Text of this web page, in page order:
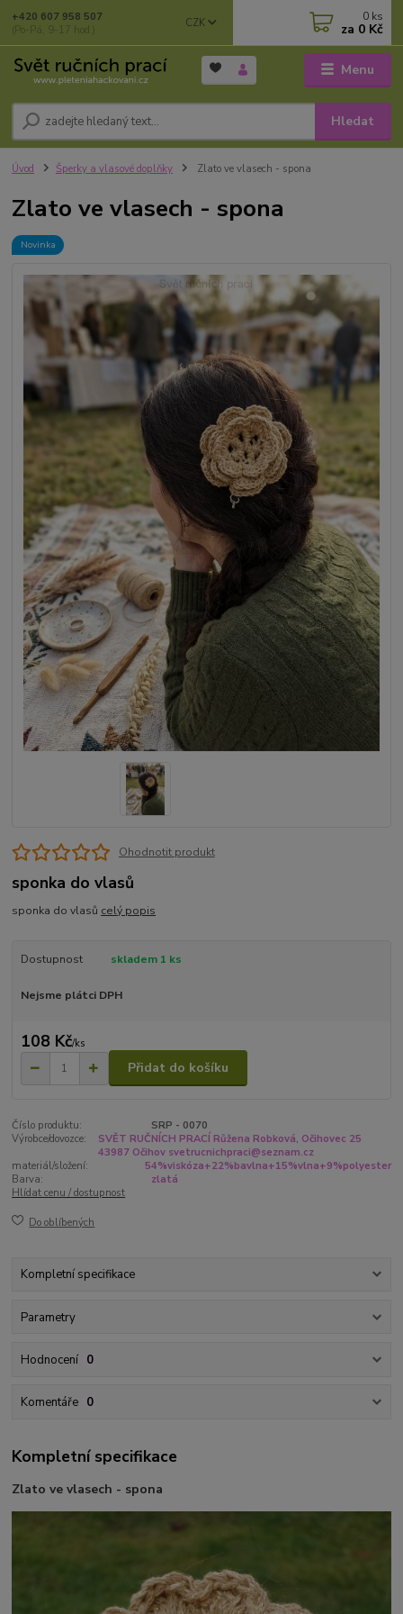
Menu
CZK
Hledat
+420 607 958 507
(Po-Pá, 9-17 hod.)
0 ks
za 0 Kč
Úvod Šperky a vlasové doplňky Zlato ve vlasech - spona
Zlato ve vlasech - spona
Novinka
Ohodnotit produkt
sponka do vlasů
sponka do vlasů celý popis
Dostupnost skladem 1 ks
Nejsme plátci DPH
108 Kč/ks
Přidat do košíku
Číslo produktu:
SRP - 0070
Výrobce/dovozce:
SVĚT RUČNÍCH PRACÍ Růžena Robková, Očihovec 25
43987 Očihov svetrucnichpraci@seznam.cz
materiál/složení:
54%viskóza+22%bavlna+15%vlna+9%polyester
Barva:
zlatá
Hlídat cenu / dostupnost
Do oblíbených
Kompletní specifikace
Parametry
Hodnocení 0
Komentáře 0
Kompletní specifikace
Zlato ve vlasech - spona